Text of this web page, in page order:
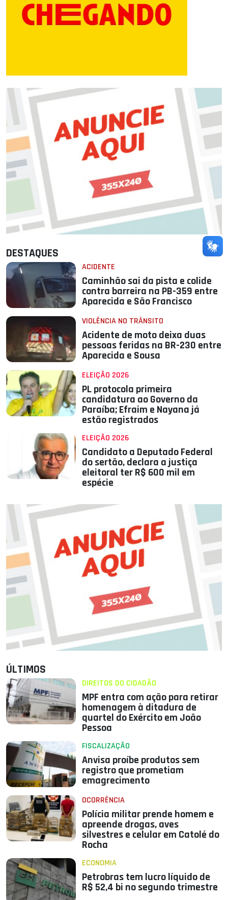
DESTAQUES
ACIDENTE
Caminhão sai da pista e colide
contra barreira na PB-359 entre
Aparecida e São Francisco
VIOLÊNCIA NO TRÂNSITO
Acidente de moto deixa duas
pessoas feridas na BR-230 entre
Aparecida e Sousa
ELEIÇÃO 2026
PL protocola primeira
candidatura ao Governo da
Paraíba; Efraim e Nayana já
estão registrados
ELEIÇÃO 2026
Candidato a Deputado Federal
do sertão, declara a justiça
eleitoral ter R$ 600 mil em
espécie
ÚLTIMOS
DIREITOS DO CIDADÃO
MPF entra com ação para retirar
homenagem à ditadura de
quartel do Exército em João
Pessoa
FISCALIZAÇÃO
Anvisa proíbe produtos sem
registro que prometiam
emagrecimento
OCORRÊNCIA
Polícia militar prende homem e
apreende drogas, aves
silvestres e celular em Catolé do
Rocha
ECONOMIA
Petrobras tem lucro líquido de
R$ 52,4 bi no segundo trimestre